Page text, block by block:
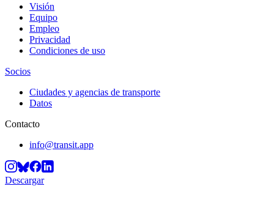
Visión
Equipo
Empleo
Privacidad
Condiciones de uso
Socios
Ciudades y agencias de transporte
Datos
Contacto
info@transit.app
Descargar